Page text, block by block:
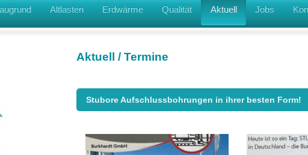
Altlasten Erdwärme Qualität Aktuell Jobs
Aktuell / Termine
Stubore Aufschlussbohrungen in ihrer besten Form!